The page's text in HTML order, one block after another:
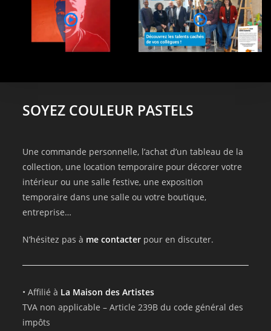
SOYEZ COULEUR PASTELS
Une commande personnelle, l’achat d’un tableau de la
collection, une location temporaire pour décorer votre
intérieur ou une salle festive, une exposition
temporaire dans une salle ou votre boutique,
entreprise…
N’hésitez pas à me contacter pour en discuter.
• Affilié à La Maison des Artistes
TVA non applicable – Article 239B du code général des
impôts